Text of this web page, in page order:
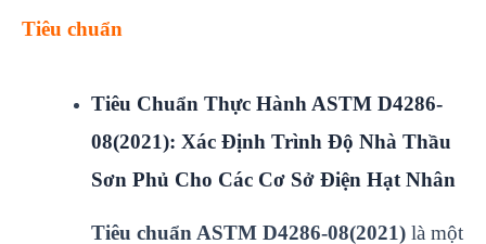
Tiêu chuẩn
Tiêu Chuẩn Thực Hành ASTM D4286-
08(2021): Xác Định Trình Độ Nhà Thầu
Sơn Phủ Cho Các Cơ Sở Điện Hạt Nhân
Tiêu chuẩn ASTM D4286-08(2021)là một